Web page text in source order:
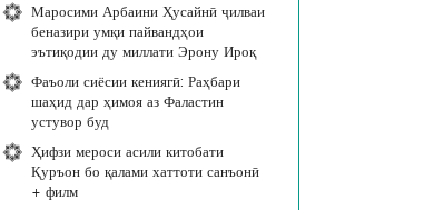
Маросими Арбаини Ҳусайнӣ ҷилваи
беназири умқи пайвандҳои
эътиқодии ду миллати Эрону Ироқ
Фаъоли сиёсии кениягӣ: Раҳбари
шаҳид дар ҳимоя аз Фаластин
устувор буд
Ҳифзи мероси асили китобати
Қуръон бо қалами хаттоти санъонӣ
+ филм